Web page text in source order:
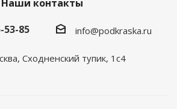
Наши контакты
53-85
info@podkraska.ru
Сходненский тупик, 1с4